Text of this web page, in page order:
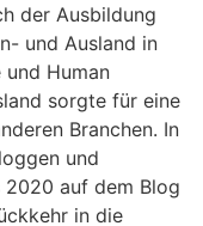
der Ausbildung
und Ausland in
Human
sorgte für eine
Branchen. In
und
auf dem Blog
in die